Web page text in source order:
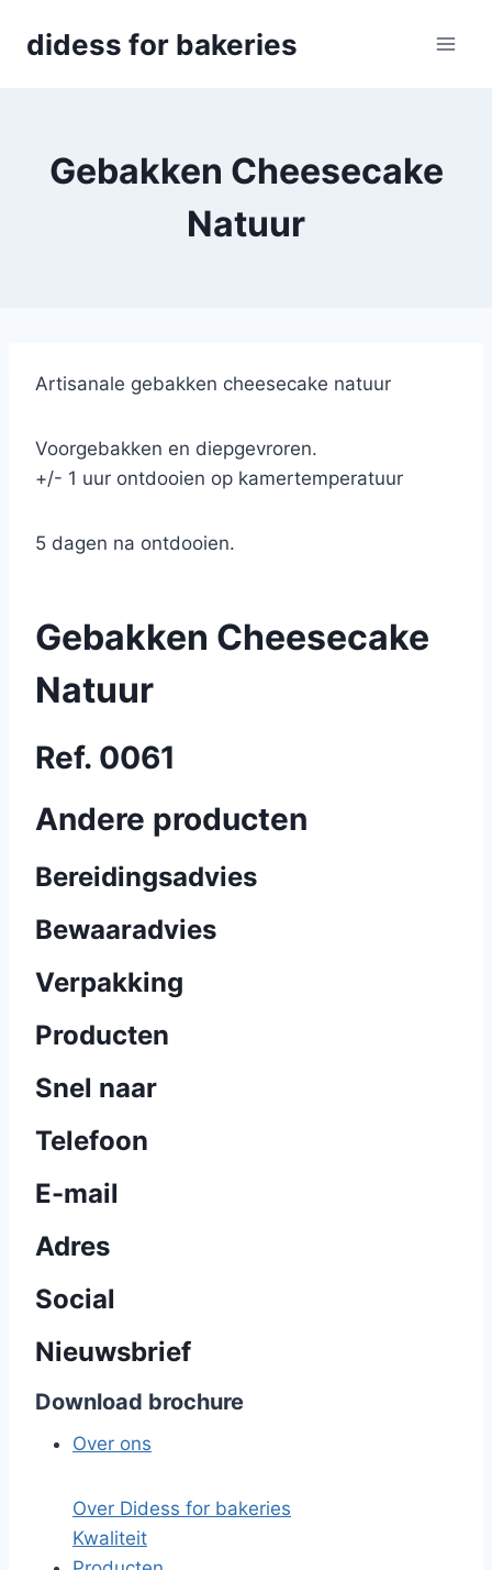
didess for bakeries
Gebakken Cheesecake
Natuur
Artisanale gebakken cheesecake natuur
Voorgebakken en diepgevroren.
+/- 1 uur ontdooien op kamertemperatuur
5 dagen na ontdooien.
Gebakken Cheesecake
Natuur
Ref. 0061
Andere producten
Bereidingsadvies
Bewaaradvies
Verpakking
Producten
Snel naar
Telefoon
E-mail
Adres
Social
Nieuwsbrief
Download brochure
Over ons
Over Didess for bakeries
Kwaliteit